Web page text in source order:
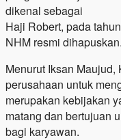
dikenal sebagai
Haji Robert, pada
NHM resmi dihapuskan.
Menurut Iksan
perusahaan untuk
merupakan kebijakan
matang dan bertujuan
bagi karyawan.